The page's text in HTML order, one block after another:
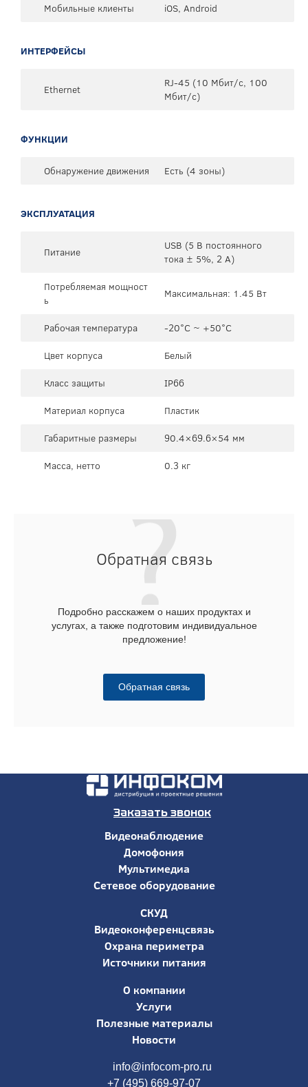
Мобильные клиенты iOS, Android
ИНТЕРФЕЙСЫ
Ethernet
RJ-45 (10 Мбит/с, 100
Мбит/с)
ФУНКЦИИ
Обнаружение движения Есть (4 зоны)
ЭКСПЛУАТАЦИЯ
Питание
USB (5 В постоянного
тока ± 5%, 2 А)
Потребляемая мощност
ь
Максимальная: 1.45 Вт
Рабочая температура
-20°C ~ +50°C
Цвет корпуса
Белый
Класс защиты
IP66
Материал корпуса
Пластик
Габаритные размеры
90.4×69.6×54 мм
Масса, нетто
0.3 кг
Обратная связь
Подробно расскажем о наших продуктах и
услугах, а также подготовим индивидуальное
предложение!
Обратная связь
Заказать звонок
Видеонаблюдение
Домофония
Мультимедиа
Сетевое оборудование
СКУД
Видеоконференцсвязь
Охрана периметра
Источники питания
О компании
Услуги
Полезные материалы
Новости
info@infocom-pro.ru
+7 (495) 669-97-07